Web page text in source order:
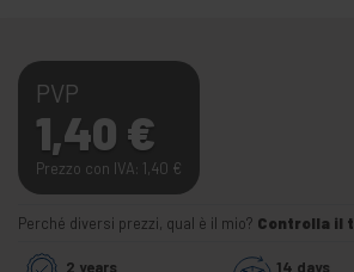
PVP
1,40 €
Prezzo con IVA: 1,40 €
Perché diversi prezzi, qual è il mio? Controlla il
2 years
14 days